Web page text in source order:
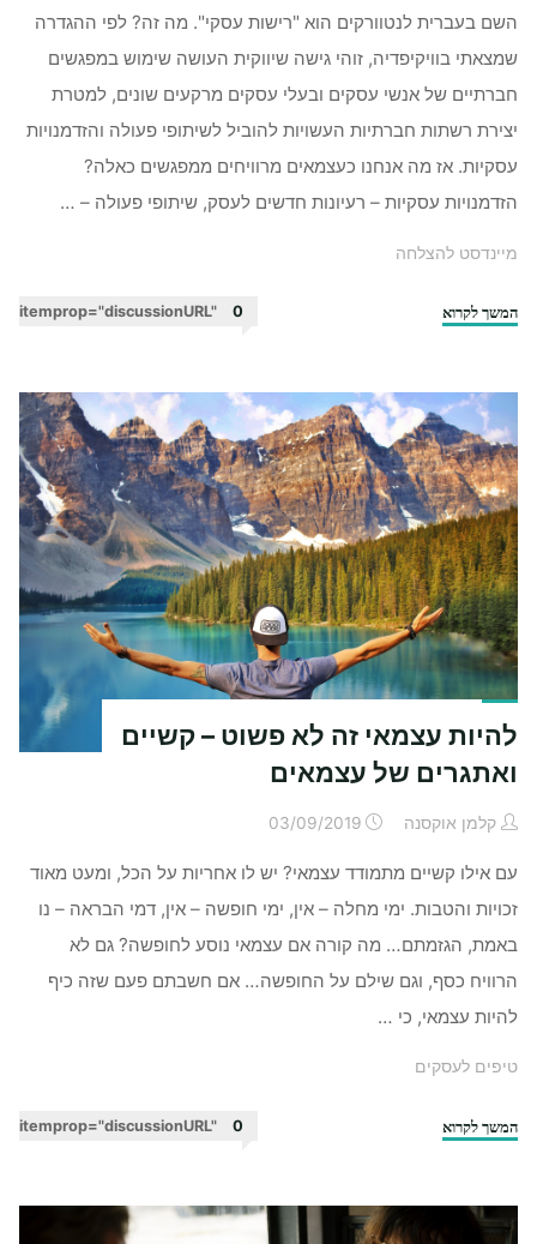
השם בעברית לנטוורקים הוא "רישות עסקי". מה זה? לפי ההגדרה
שמצאתי בוויקיפדיה, זוהי גישה שיווקית העושה שימוש במפגשים
חברתיים של אנשי עסקים ובעלי עסקים מרקעים שונים, למטרת
יצירת רשתות חברתיות העשויות להוביל לשיתופי פעולה והזדמנויות
עסקיות. אז מה אנחנו כעצמאים מרוויחים ממפגשים כאלה?
הזדמנויות עסקיות – רעיונות חדשים לעסק, שיתופי פעולה – …
מיינדסט להצלחה
המשך לקרוא
ומהי
התועלת
שלו
לעצמאים?"
itemprop="discussionURL" 0
להיות עצמאי זה לא פשוט – קשיים
ואתגרים של עצמאים
קלמן אוקסנה 03/09/2019
עם אילו קשיים מתמודד עצמאי? יש לו אחריות על הכל, ומעט מאוד
זכויות והטבות. ימי מחלה – אין, ימי חופשה – אין, דמי הבראה – נו
באמת, הגזמתם… מה קורה אם עצמאי נוסע לחופשה? גם לא
הרוויח כסף, וגם שילם על החופשה… אם חשבתם פעם שזה כיף
להיות עצמאי, כי …
טיפים לעסקים
המשך לקרוא itemprop="discussionURL" 0